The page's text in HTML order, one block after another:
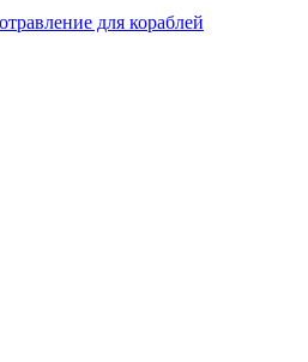
для кораблей